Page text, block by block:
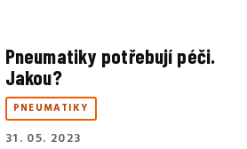
Pneumatiky potřebují péči.
Jakou?
PNEUMATIKY
31. 05. 2023